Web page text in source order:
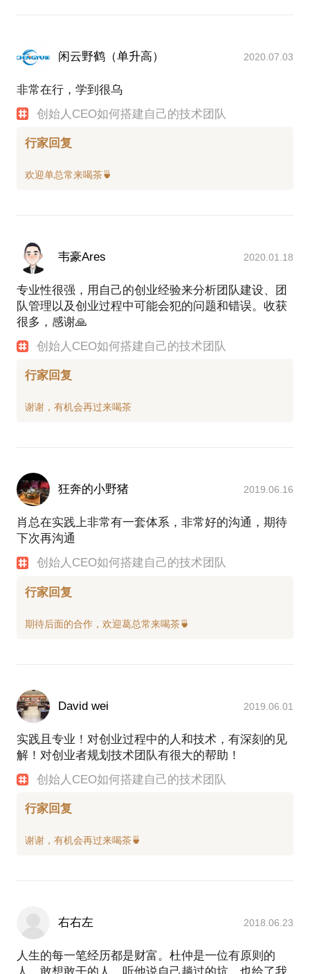
闲云野鹤（单升高） 2020.07.03
非常在行，学到很乌
创始人CEO如何搭建自己的技术团队
行家回复
韦豪Ares 2020.01.18
专业性很强，用自己的创业经验来分析团队建设、团
队管理以及创业过程中可能会犯的问题和错误。收获
很多，感谢🙏
创始人CEO如何搭建自己的技术团队
行家回复
狂奔的小野猪 2019.06.16
肖总在实践上非常有一套体系，非常好的沟通，期待
下次再沟通
创始人CEO如何搭建自己的技术团队
行家回复
David wei 2019.06.01
实践且专业！对创业过程中的人和技术，有深刻的见
解！对创业者规划技术团队有很大的帮助！
创始人CEO如何搭建自己的技术团队
行家回复
右右左 2018.06.23
人生的每一笔经历都是财富。杜仲是一位有原则的